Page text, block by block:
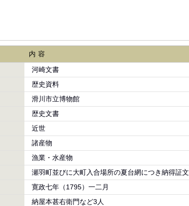
内容
河崎文書
歴史資料
滑川市立博物館
歴史文書
近世
諸産物
漁業・水産物
瀬羽町並びに大町入合場所の夏台網につき納得証文
寛政七年（1795）一二月
納屋本甚右衛門など3人